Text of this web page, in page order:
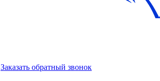
Заказать обратный звонок